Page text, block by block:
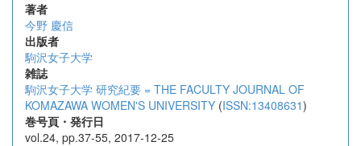
著者
今野 慶信
出版者
駒沢女子大学
雑誌
駒沢女子大学 研究紀要 = THE FACULTY JOURNAL OF
KOMAZAWA WOMEN'S UNIVERSITY (ISSN:13408631)
巻号頁・発行日
vol.24, pp.37-55, 2017-12-25